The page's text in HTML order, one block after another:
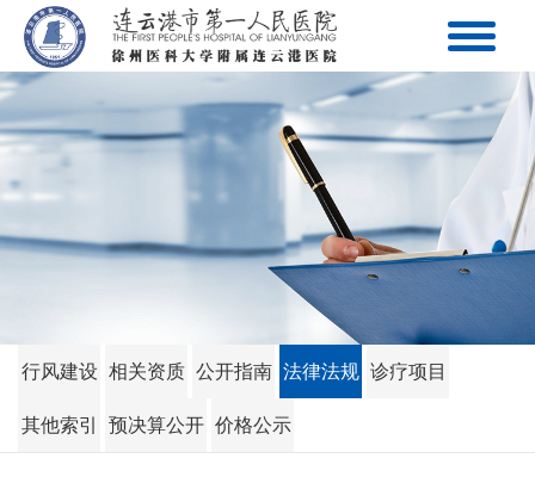
行风建设 相关资质 公开指南 法律法规 诊疗项目
其他索引 预决算公开 价格公示